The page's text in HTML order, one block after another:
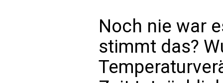
Noch nie war
stimmt das?